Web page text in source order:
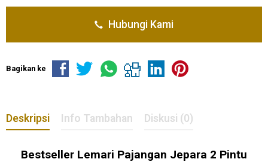
Hubungi Kami
Bagikan ke
Deskripsi Info Tambahan Diskusi (0)
Bestseller Lemari Pajangan Jepara 2 Pintu